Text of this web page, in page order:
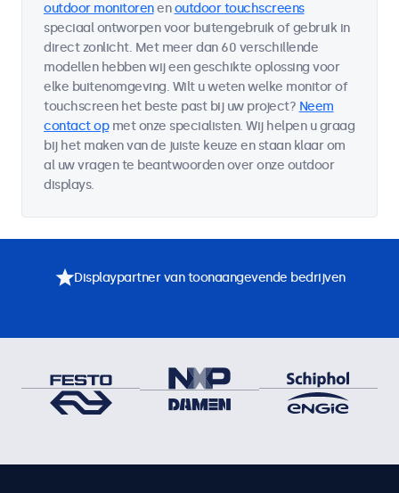
outdoor monitorenenoutdoor touchscreens
speciaal ontworpen voor buitengebruik of gebruik in
direct zonlicht. Met meer dan 60 verschillende
modellen hebben wij een geschikte oplossing voor
elke buitenomgeving. Wilt u weten welke monitor of
touchscreen het beste past bij uw project? Neem
contact opmet onze specialisten. Wij helpen u graag
bij het maken van de juiste keuze en staan klaar om
al uw vragen te beantwoorden over onze outdoor
displays.
Displaypartner van toonaangevende bedrijven